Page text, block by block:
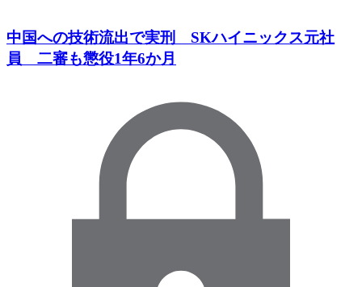
中国への技術流出で実刑 SKハイニックス元社
員 二審も懲役1年6か月